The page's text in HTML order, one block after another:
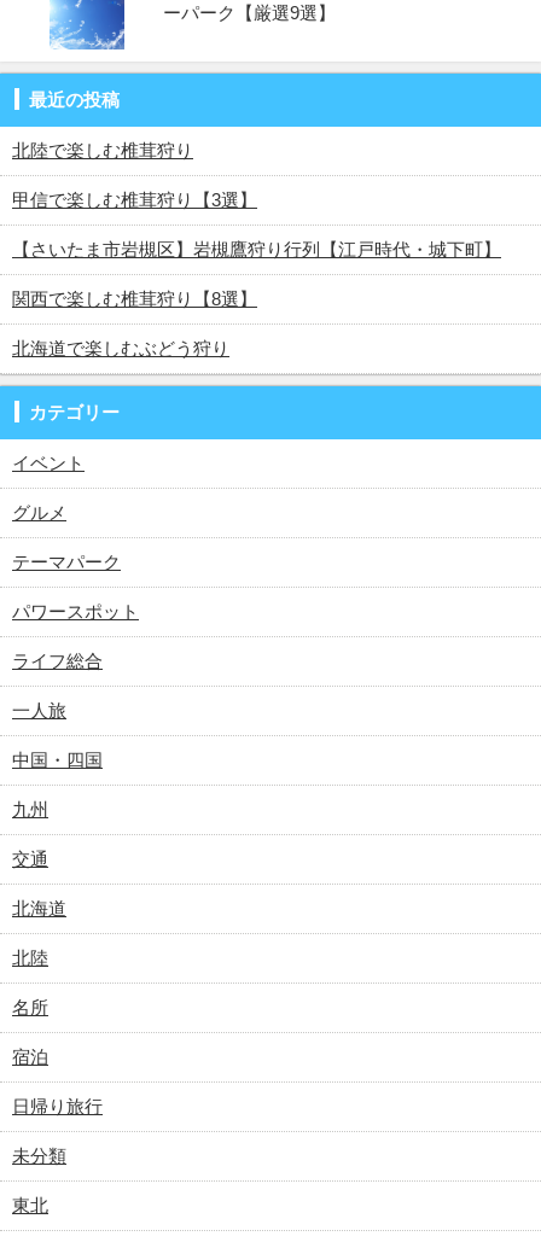
ーパーク【厳選9選】
最近の投稿
北陸で楽しむ椎茸狩り
甲信で楽しむ椎茸狩り【3選】
【さいたま市岩槻区】岩槻鷹狩り行列【江戸時代・城下町】
関西で楽しむ椎茸狩り【8選】
北海道で楽しむぶどう狩り
カテゴリー
イベント
グルメ
テーマパーク
パワースポット
ライフ総合
一人旅
中国・四国
九州
交通
北海道
北陸
名所
宿泊
日帰り旅行
未分類
東北